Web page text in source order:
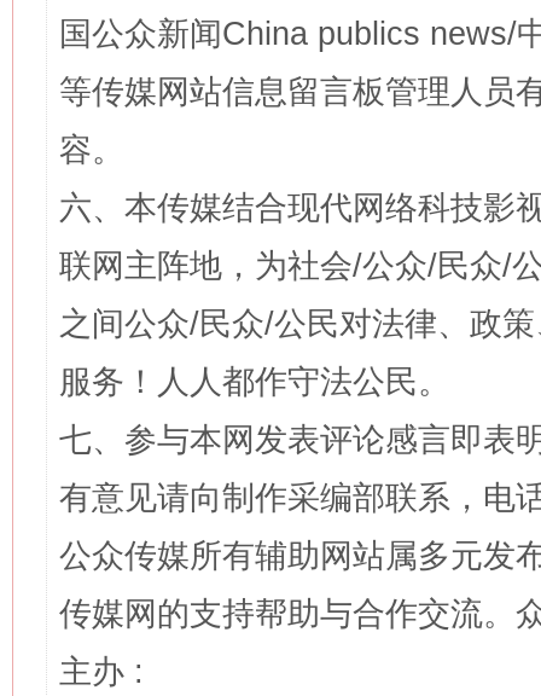
国公众新闻China publics news/
等传媒网站信息留言板管理人员
容。
六、本传媒结合现代网络科技影
联网主阵地，为社会/公众/民众/
之间公众/民众/公民对法律、政
服务！人人都作守法公民。
七、参与本网发表评论感言即表
有意见请向制作采编部联系，电
公众传媒所有辅助网站属多元发
传媒网的支持帮助与合作交流。
主办 :